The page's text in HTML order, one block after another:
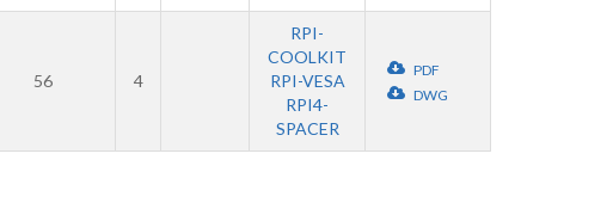
56 4
RPI-
COOLKIT
RPI-VESA
RPI4-
SPACER
PDF
DWG